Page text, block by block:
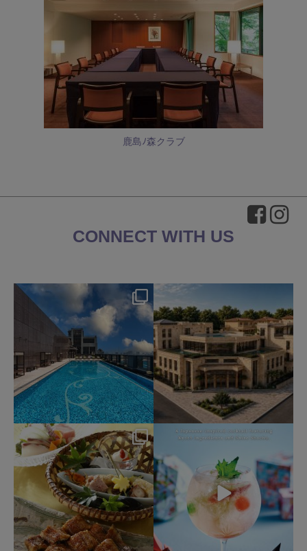
鹿島ﾉ森クラブ
CONNECT WITH US
okura_hotels
191 2
7月 31
330 3
okura_hotels
7月 25
412 3 162